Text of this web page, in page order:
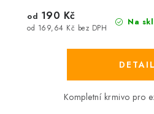
Na
od 169,64 Kč bez DPH
od 190 Kč
Kompletní krmivo pro